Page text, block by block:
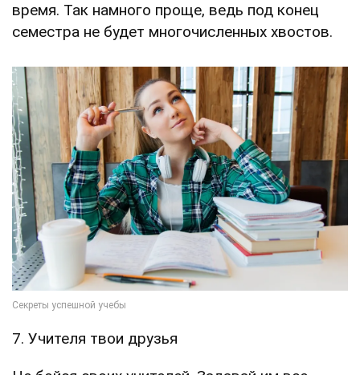
время. Так намного проще, ведь под конец
семестра не будет многочисленных хвостов.
7. Учителя твои друзья